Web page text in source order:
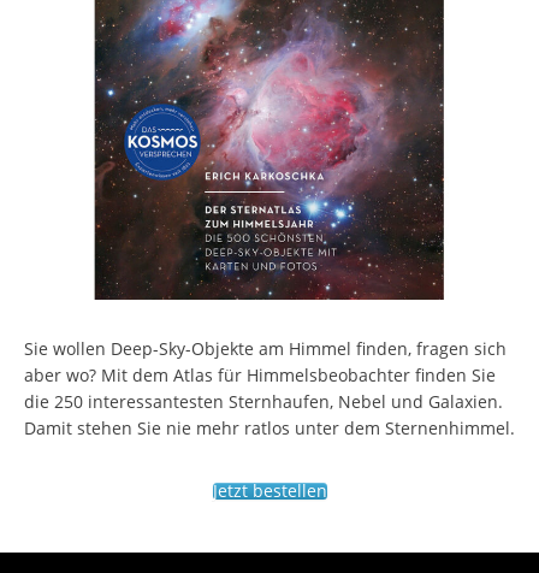
Sie wollen Deep-Sky-Objekte am Himmel finden, fragen sich
aber wo? Mit dem Atlas für Himmelsbeobachter finden Sie
die 250 interessantesten Sternhaufen, Nebel und Galaxien.
Damit stehen Sie nie mehr ratlos unter dem Sternenhimmel.
Jetzt bestellen